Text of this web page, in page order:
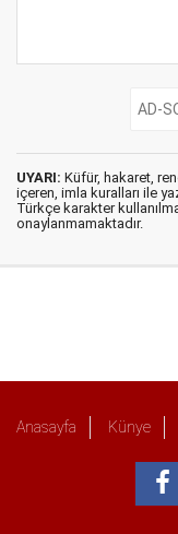
UYARI: Küfür, hakaret,
içeren, imla kuralları ile
Türkçe karakter
onaylanmamaktadır.
Anasayfa Künye